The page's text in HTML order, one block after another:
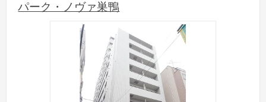
パーク・ノヴァ巣鴨